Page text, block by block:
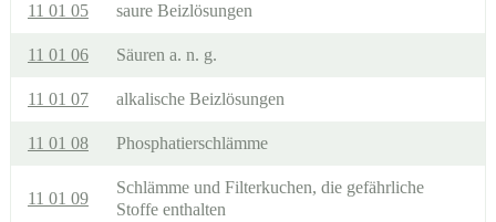
11 01 05 saure Beizlösungen
11 01 06 Säuren a. n. g.
11 01 07 alkalische Beizlösungen
11 01 08 Phosphatierschlämme
11 01 09
Schlämme und Filterkuchen, die gefährliche
Stoffe enthalten